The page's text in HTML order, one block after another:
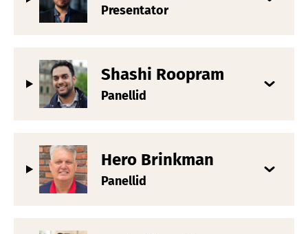
Presentator
Shashi Roopram
Panellid
Hero Brinkman
Panellid